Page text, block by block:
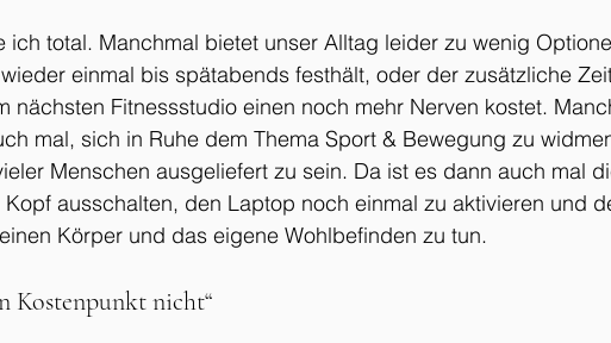
ich total. Manchmal bietet unser Alltag leider zu wenig
einmal bis spätabends festhält, oder der zusätzliche
nächsten Fitnessstudio einen noch mehr Nerven kostet.
mal, sich in Ruhe dem Thema Sport & Bewegung zu
Menschen ausgeliefert zu sein. Da ist es dann auch mal
ausschalten, den Laptop noch einmal zu aktivieren und
Körper und das eigene Wohlbefinden zu tun.
Kostenpunkt nicht“